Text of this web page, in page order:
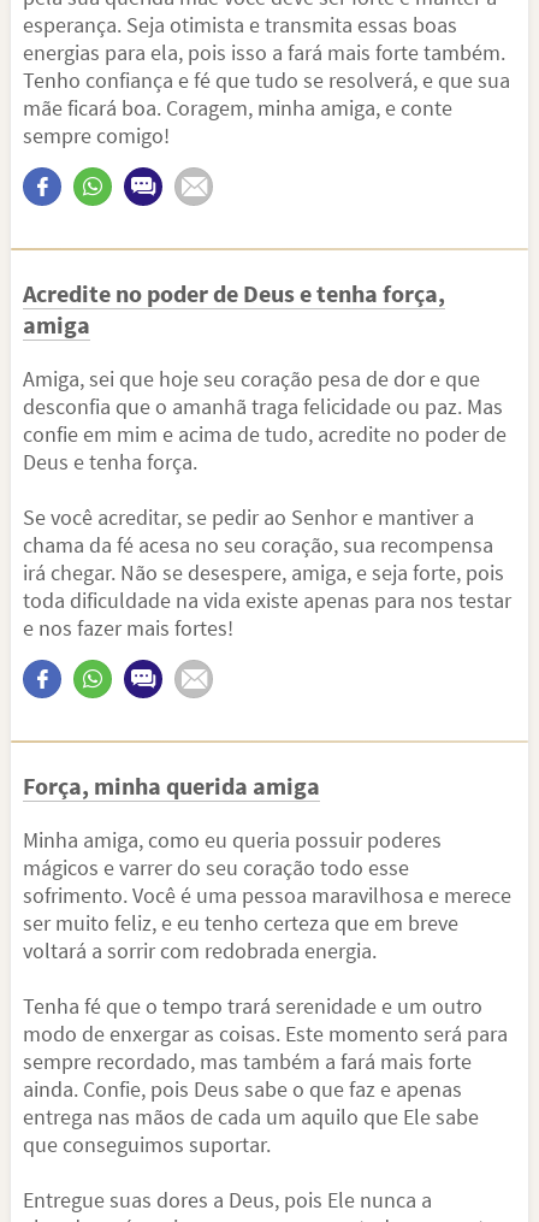
esperança. Seja otimista e transmita essas boas
energias para ela, pois isso a fará mais forte também.
Tenho confiança e fé que tudo se resolverá, e que sua
mãe ficará boa. Coragem, minha amiga, e conte
sempre comigo!
Acredite no poder de Deus e tenha força,
amiga
Amiga, sei que hoje seu coração pesa de dor e que
desconfia que o amanhã traga felicidade ou paz. Mas
confie em mim e acima de tudo, acredite no poder de
Deus e tenha força.
Se você acreditar, se pedir ao Senhor e mantiver a
chama da fé acesa no seu coração, sua recompensa
irá chegar. Não se desespere, amiga, e seja forte, pois
toda dificuldade na vida existe apenas para nos testar
e nos fazer mais fortes!
Força, minha querida amiga
Minha amiga, como eu queria possuir poderes
mágicos e varrer do seu coração todo esse
sofrimento. Você é uma pessoa maravilhosa e merece
ser muito feliz, e eu tenho certeza que em breve
voltará a sorrir com redobrada energia.
Tenha fé que o tempo trará serenidade e um outro
modo de enxergar as coisas. Este momento será para
sempre recordado, mas também a fará mais forte
ainda. Confie, pois Deus sabe o que faz e apenas
entrega nas mãos de cada um aquilo que Ele sabe
que conseguimos suportar.
Entregue suas dores a Deus, pois Ele nunca a